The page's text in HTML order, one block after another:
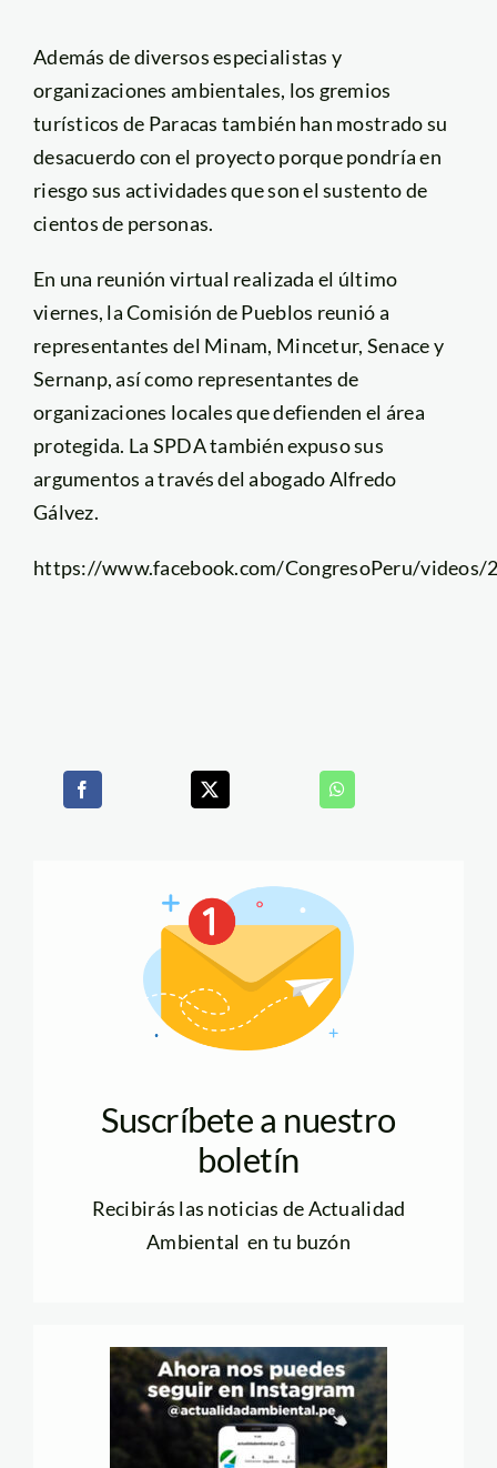
Además de diversos especialistas y
organizaciones ambientales, los gremios
turísticos de Paracas también han mostrado su
desacuerdo con el proyecto porque pondría en
riesgo sus actividades que son el sustento de
cientos de personas.
En una reunión virtual realizada el último
viernes, la Comisión de Pueblos reunió a
representantes del Minam, Mincetur, Senace y
Sernanp, así como representantes de
organizaciones locales que defienden el área
protegida. La SPDA también expuso sus
argumentos a través del abogado Alfredo
Gálvez.
https://www.facebook.com/CongresoPeru/videos/
Suscríbete a nuestro
boletín
Recibirás las noticias de Actualidad
Ambiental en tu buzón